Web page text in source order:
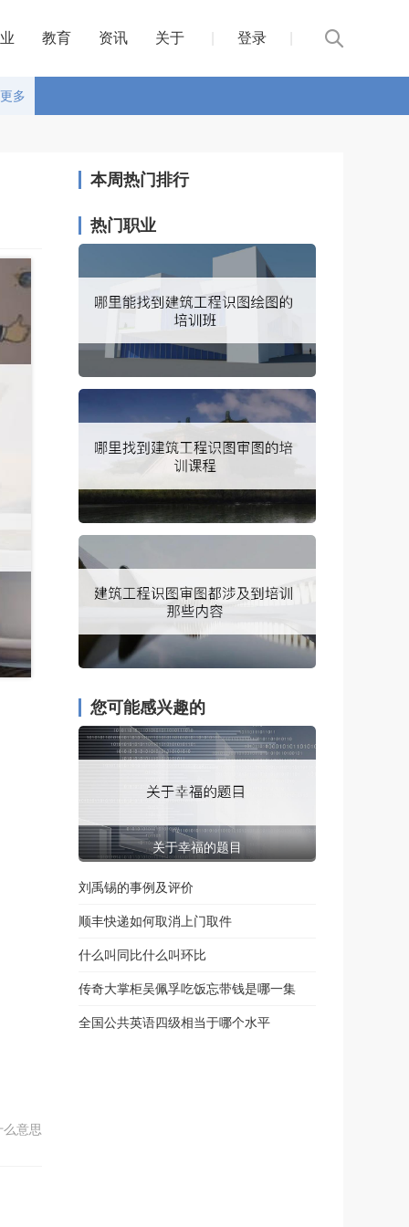
教育 资讯 关于 登录
更多
意思
本周热门排行
热门职业
您可能感兴趣的
关于幸福的题目
刘禹锡的事例及评价
顺丰快递如何取消上门取件
什么叫同比什么叫环比
传奇大掌柜吴佩孚吃饭忘带钱是哪一集
全国公共英语四级相当于哪个水平